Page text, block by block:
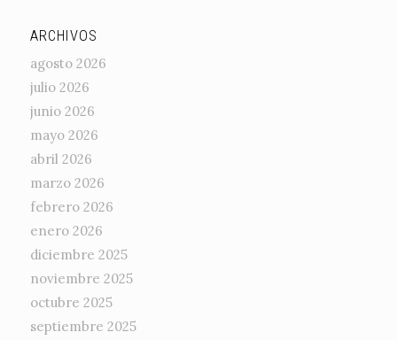
ARCHIVOS
agosto 2026
julio 2026
junio 2026
mayo 2026
abril 2026
marzo 2026
febrero 2026
enero 2026
diciembre 2025
noviembre 2025
octubre 2025
septiembre 2025